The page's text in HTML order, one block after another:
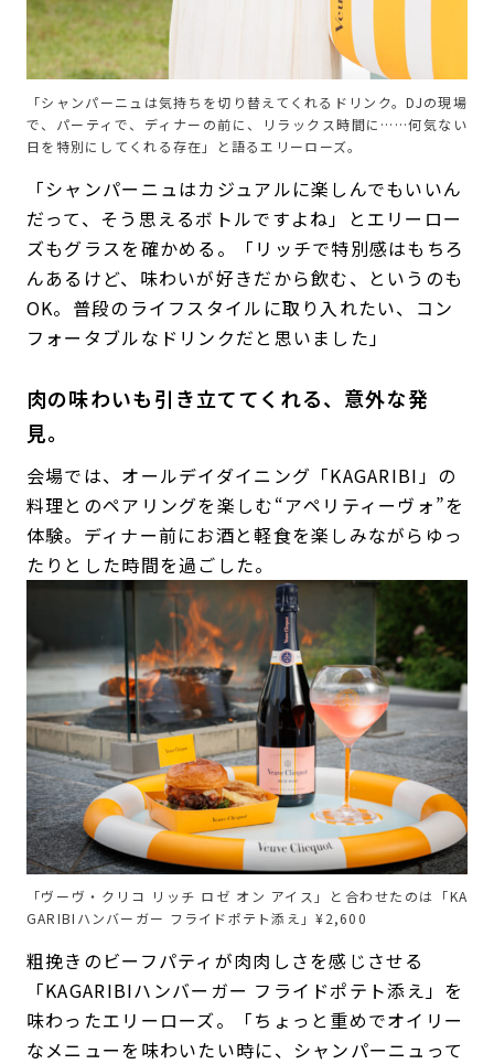
「シャンパーニュは気持ちを切り替えてくれるドリンク。DJの現場
で、パーティで、ディナーの前に、リラックス時間に……何気ない
日を特別にしてくれる存在」と語るエリーローズ。
「シャンパーニュはカジュアルに楽しんでもいいん
だって、そう思えるボトルですよね」とエリーロー
ズもグラスを確かめる。「リッチで特別感はもちろ
んあるけど、味わいが好きだから飲む、というのも
OK。普段のライフスタイルに取り入れたい、コン
フォータブルなドリンクだと思いました」
肉の味わいも引き立ててくれる、意外な発
見。
会場では、オールデイダイニング「KAGARIBI」の
料理とのペアリングを楽しむ“アペリティーヴォ”を
体験。ディナー前にお酒と軽食を楽しみながらゆっ
たりとした時間を過ごした。
「ヴーヴ・クリコ リッチ ロゼ オン アイス」と合わせたのは「KA
GARIBIハンバーガー フライドポテト添え」¥2,600
粗挽きのビーフパティが肉肉しさを感じさせる
「KAGARIBIハンバーガー フライドポテト添え」を
味わったエリーローズ。「ちょっと重めでオイリー
なメニューを味わいたい時に、シャンパーニュって